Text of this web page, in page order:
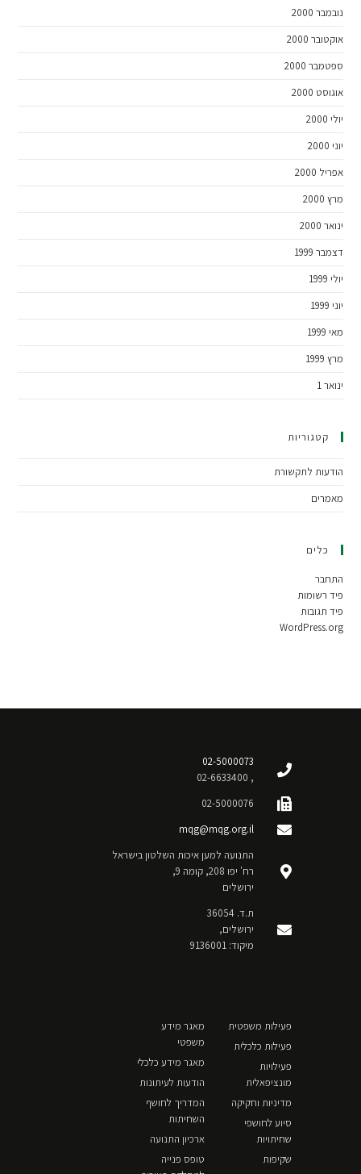
נובמבר 2000
אוקטובר 2000
ספטמבר 2000
אוגוסט 2000
יולי 2000
יוני 2000
אפריל 2000
מרץ 2000
ינואר 2000
דצמבר 1999
יולי 1999
יוני 1999
מאי 1999
מרץ 1999
ינואר 1
קטגוריות
הודעות לתקשורת
מאמרים
כלים
התחבר
פיד רשומות
פיד תגובות
WordPress.org
02-5000073
, 02-6633400
02-5000076
mqg@mqg.org.il
התנועה למען איכות השלטון בישראל
רח' יפו 208, קומה 9,
ירושלים
ת.ד. 36054
ירושלים,
מיקוד: 9136001
פעילות משפטית
פעילות כלכלית
פעילויות
מונציפאלית
מדיניות וחקיקה
סיוע לחושפי
שחיתויות
שקיפות
מאגר מידע
משפטי
מאגר מידע כלכלי
הודעות לעיתונות
המדריך לחושף
השחיתות
ארכיון התנועה
טופס פנייה